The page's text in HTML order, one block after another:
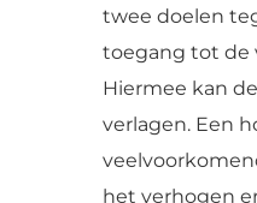
twee doelen
toegang tot de
Hiermee kan
verlagen. Een
het verhogen